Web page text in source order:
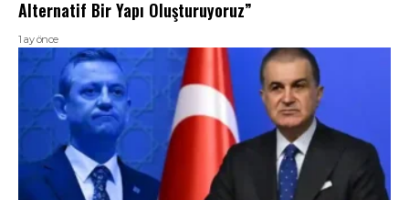
Alternatif Bir Yapı Oluşturuyoruz”
1 ay önce